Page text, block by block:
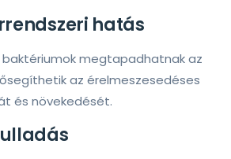
hatás
megtapadhatnak az
az érelmeszesedéses
és növekedését.